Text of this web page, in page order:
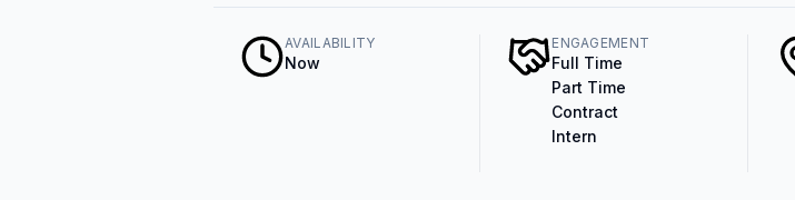
AVAILABILITY
Now
ENGAGEMENT
Full Time
Part Time
Contract
Intern